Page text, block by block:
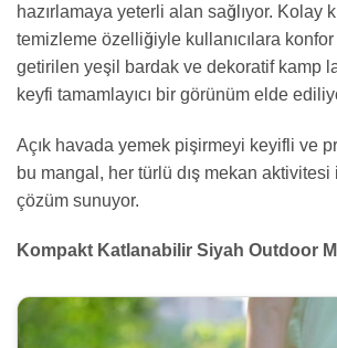
hazırlamaya yeterli alan sağlıyor. Kolay
temizleme özelliğiyle kullanıcılara konfor
getirilen yeşil bardak ve dekoratif kamp
keyfi tamamlayıcı bir görünüm elde
Açık havada yemek pişirmeyi keyifli ve
bu mangal, her türlü dış mekan
çözüm sunuyor.
Kompakt Katlanabilir Siyah Outdoor